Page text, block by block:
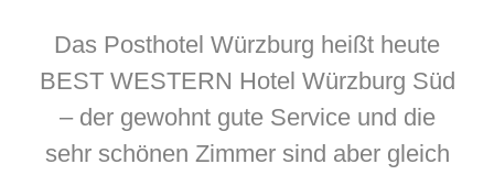
Das Posthotel Würzburg heißt heute
BEST WESTERN Hotel Würzburg Süd
– der gewohnt gute Service und die
sehr schönen Zimmer sind aber gleich